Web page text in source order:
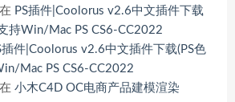
PS插件|Coolorus v2.6中文插件下载
持Win/Mac PS CS6-CC2022
插件|Coolorus v2.6中文插件下载(PS色
Mac PS CS6-CC2022
小木C4D OC电商产品建模渲染